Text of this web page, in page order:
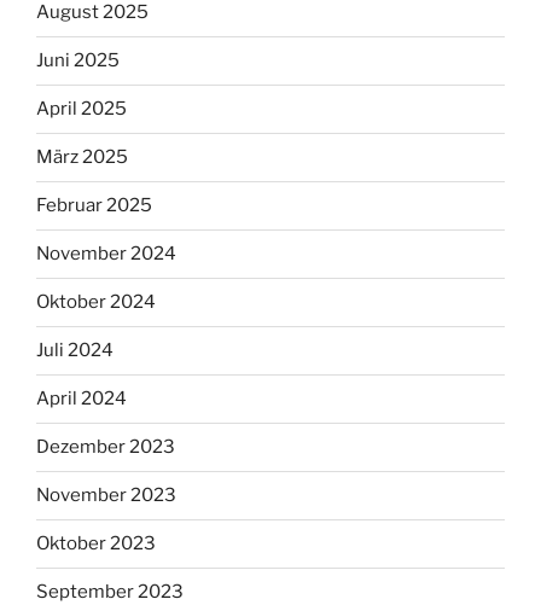
August 2025
Juni 2025
April 2025
März 2025
Februar 2025
November 2024
Oktober 2024
Juli 2024
April 2024
Dezember 2023
November 2023
Oktober 2023
September 2023